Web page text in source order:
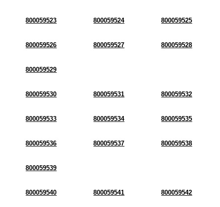
800059523 800059524 800059525
800059526 800059527 800059528
800059529
800059530 800059531 800059532
800059533 800059534 800059535
800059536 800059537 800059538
800059539
800059540 800059541 800059542